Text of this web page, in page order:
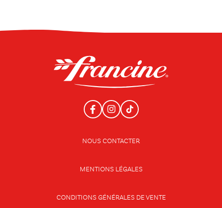
NOUS CONTACTER
MENTIONS LÉGALES
CONDITIONS GÉNÉRALES DE VENTE